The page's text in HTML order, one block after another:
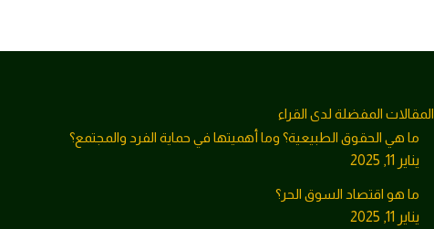
المقالات المفضلة لدى القراء
ما هي الحقوق الطبيعية؟ وما أهميتها في حماية الفرد والمجتمع؟
يناير 11, 2025
ما هو اقتصاد السوق الحر؟
يناير 11, 2025